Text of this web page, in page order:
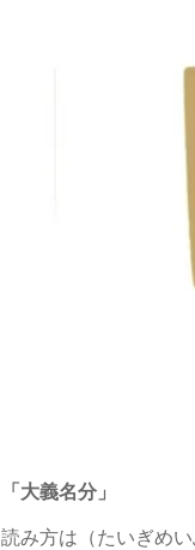
「大義名分」
読み方は（たいぎめい